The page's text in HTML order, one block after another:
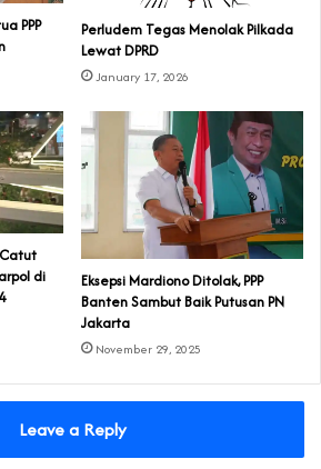
PPP
Perludem Tegas Menolak Pilkada
Lewat DPRD
January 17, 2026
di
Eksepsi Mardiono Ditolak, PPP
Banten Sambut Baik Putusan PN
Jakarta
November 29, 2025
Leave a Reply